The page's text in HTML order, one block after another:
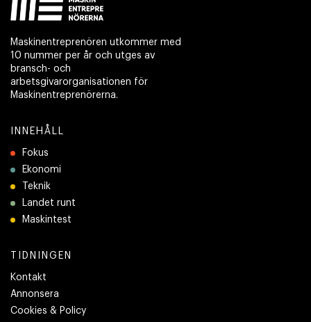
Maskinentreprenören utkommer med
10 nummer per år och utges av
bransch- och
arbetsgivarorganisationen för
Maskinentreprenörerna.
INNEHÅLL
Fokus
Ekonomi
Teknik
Landet runt
Maskintest
TIDNINGEN
Kontakt
Annonsera
Cookies & Policy